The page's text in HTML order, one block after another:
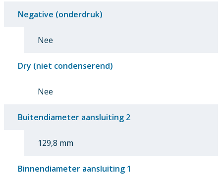
Negative (onderdruk)
Nee
Dry (niet condenserend)
Nee
Buitendiameter aansluiting 2
129,8 mm
Binnendiameter aansluiting 1